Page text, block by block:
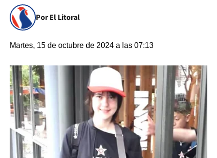
Por El Litoral
Martes, 15 de octubre de 2024 a las 07:13